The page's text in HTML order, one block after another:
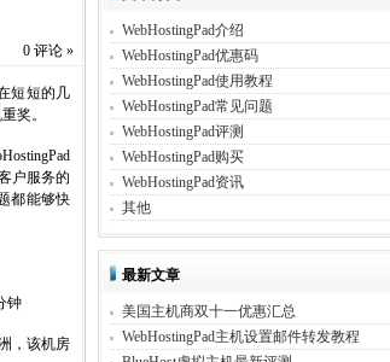
0 评论 »
短短的几
奖。
户服务的
都能够快
钟
，该机房
WebHostingPad介绍
WebHostingPad优惠码
WebHostingPad使用教程
WebHostingPad常见问题
WebHostingPad评测
WebHostingPad购买
WebHostingPad资讯
其他
最新文章
美国主机商双十一优惠汇总
WebHostingPad主机设置邮件转发教程